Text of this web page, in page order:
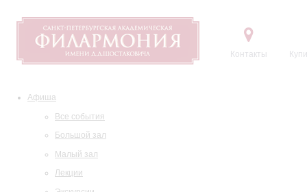
Контакты
Афиша
Все события
Большой зал
Малый зал
Лекции